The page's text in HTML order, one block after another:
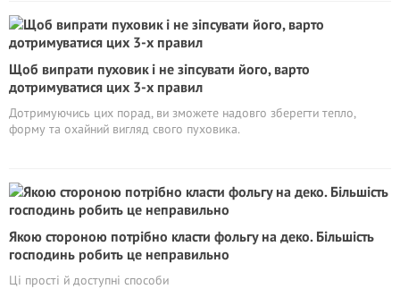
Щоб випрати пуховик і не зіпсувати його, варто
дотримуватися цих 3-х правил
Дотримуючись цих порад, ви зможете надовго зберегти тепло,
форму та охайний вигляд свого пуховика.
Якою стороною потрібно класти фольгу на деко. Більшість
господинь робить це неправильно
Ці прості й доступні способи